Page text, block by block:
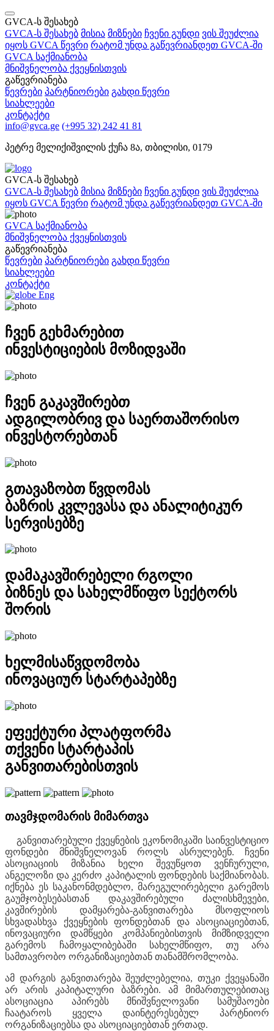
GVCA-ს შესახებ
GVCA-ს შესახებ მისია მიზნები ჩვენი გუნდი ვის შეუძლია
იყოს GVCA წევრი რატომ უნდა გაწევრიანდეთ GVCA-ში
GVCA საქმიანობა
მნიშვნელობა ქვეყნისთვის
გაწევრიანება
წევრები პარტნიორები გახდი წევრი
სიახლეები
კონტაქტი
info@gvca.ge (+995 32) 242 41 81
პეტრე მელიქიშვილის ქუჩა 8ა, თბილისი, 0179
GVCA-ს შესახებ
GVCA-ს შესახებ მისია მიზნები ჩვენი გუნდი ვის შეუძლია
იყოს GVCA წევრი რატომ უნდა გაწევრიანდეთ GVCA-ში
GVCA საქმიანობა
მნიშვნელობა ქვეყნისთვის
გაწევრიანება
წევრები პარტნიორები გახდი წევრი
სიახლეები
კონტაქტი
Eng
ჩვენ გეხმარებით
ინვესტიციების მოზიდვაში
ჩვენ გაკავშირებთ
ადგილობრივ და საერთაშორისო
ინვესტორებთან
გთავაზობთ წვდომას
ბაზრის კვლევასა და ანალიტიკურ
სერვისებზე
დამაკავშირებელი რგოლი
ბიზნეს და სახელმწიფო სექტორს
შორის
ხელმისაწვდომობა
ინოვაციურ სტარტაპებზე
ეფექტური პლატფორმა
თქვენი სტარტაპის
განვითარებისთვის
თავმჯდომარის მიმართვა
განვითარებული ქვეყნების ეკონომიკაში საინვესტიციო
ფონდები მნიშვნელოვან როლს ასრულებენ. ჩვენი
ასოციაციის მიზანია ხელი შევუწყოთ ვენჩურული,
ანგელოზი და კერძო კაპიტალის ფონდების საქმიანობას.
იქნება ეს საკანონმდებლო, მარეგულირებელი გარემოს
გაუმჯობესებასთან დაკავშირებული ძალისხმევები,
კავშირების დამყარება-განვითარება მსოფლიოს
სხვადასხვა ქვეყნების ფონდებთან და ასოციაციებთან,
ინოვაციური დამწყები კომპანიებისთვის მიმზიდველი
გარემოს ჩამოყალიბებაში სახელმწიფო, თუ არა
სამთავრობო ორგანიზაციებთან თანამშრომლობა.
ამ დარგის განვითარება შეუძლებელია, თუკი ქვეყანაში
არ არის კაპიტალური ბაზრები. ამ მიმართულებითაც
ასოციაცია აპირებს მნიშვნელოვანი სამუშაოები
ჩაატაროს ყველა დაინტერესებულ პარტნიორ
ორგანიზაციებსა და ასოციაციებთან ერთად.